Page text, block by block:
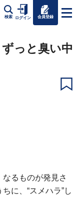
検索 ログイン 会員登録
っと臭い中
るものが発見さ
に、“スメハラ”し